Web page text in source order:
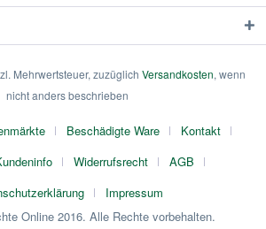
Mehrwertsteuer, zuzüglich Versandkosten, wenn
nicht anders beschrieben
Beschädigte Ware
Kontakt
Widerrufsrecht
AGB
Impressum
Online 2016. Alle Rechte vorbehalten.